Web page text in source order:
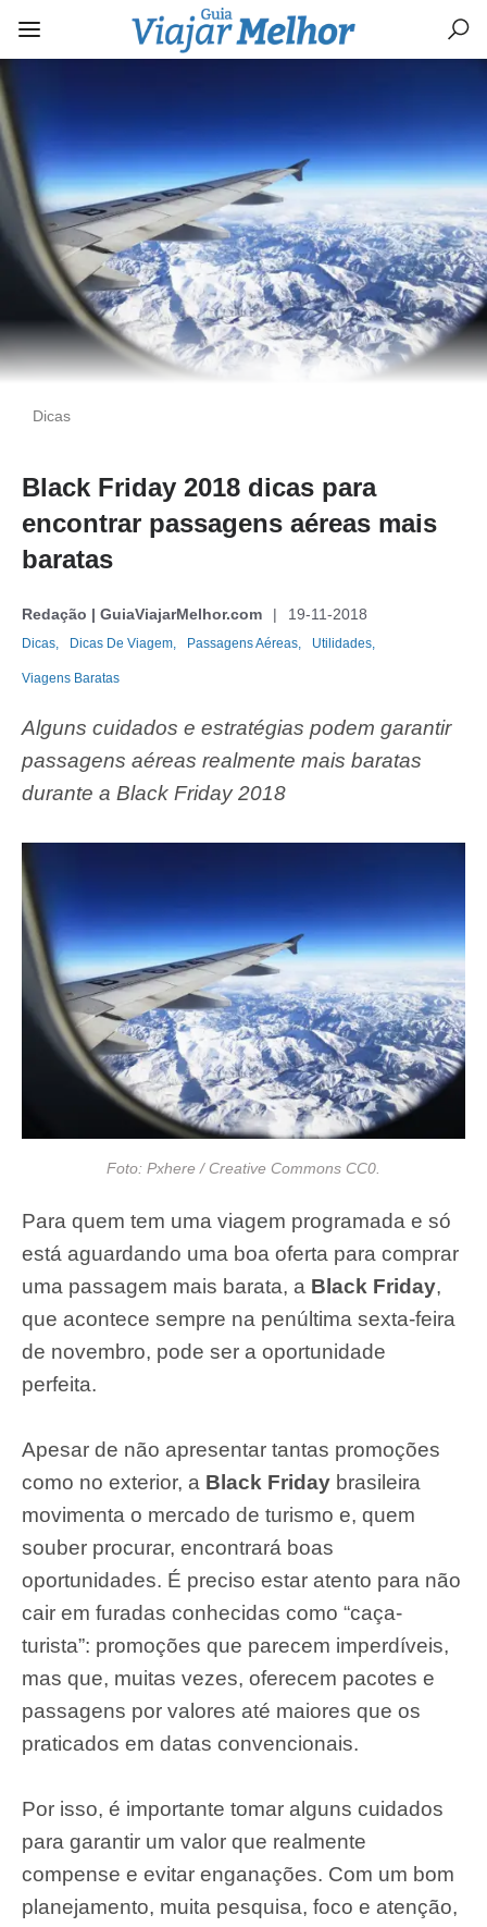
Dicas
Black Friday 2018 dicas para
encontrar passagens aéreas mais
baratas
Redação | GuiaViajarMelhor.com 19-11-2018
Dicas, Dicas De Viagem, Passagens Aéreas, Utilidades,
Viagens Baratas
Alguns cuidados e estratégias podem garantir
passagens aéreas realmente mais baratas
durante a Black Friday 2018
Foto: Pxhere / Creative Commons CC0.
Para quem tem uma viagem programada e só
está aguardando uma boa oferta para comprar
uma passagem mais barata, a Black Friday,
que acontece sempre na penúltima sexta-feira
de novembro, pode ser a oportunidade
perfeita.
Apesar de não apresentar tantas promoções
como no exterior, a Black Friday brasileira
movimenta o mercado de turismo e, quem
souber procurar, encontrará boas
oportunidades. É preciso estar atento para não
cair em furadas conhecidas como “caça-
turista”: promoções que parecem imperdíveis,
mas que, muitas vezes, oferecem pacotes e
passagens por valores até maiores que os
praticados em datas convencionais.
Por isso, é importante tomar alguns cuidados
para garantir um valor que realmente
compense e evitar enganações. Com um bom
planejamento, muita pesquisa, foco e atenção,